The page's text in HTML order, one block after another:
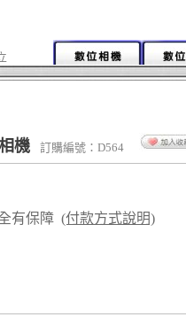
機 訂購編號：D564
有保障 (付款方式說明)